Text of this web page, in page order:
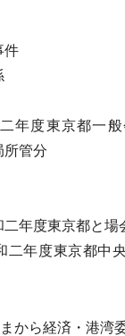
件
年度東京都一
管分
年度東京都と場
二年度東京都中
から経済・港湾